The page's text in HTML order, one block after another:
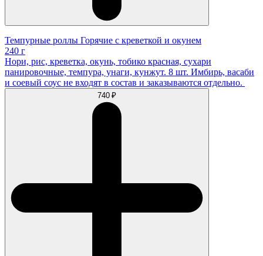
Темпурные роллы Горячие с креветкой и окунем
240 г
Нори, рис, креветка, окунь, тобико красная, сухари
панировочные, темпура, унаги, кунжут. 8 шт. Имбирь, васаби
и соевый соус не входят в состав и заказываются отдельно.
740 ₽